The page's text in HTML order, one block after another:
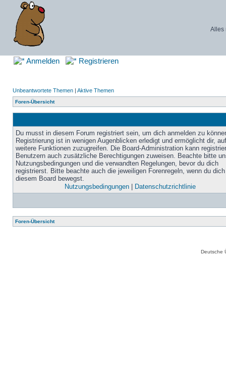
Alles
Anmelden Registrieren
Unbeantwortete Themen | Aktive Themen
Foren-Übersicht
Du musst in diesem Forum registriert sein, um dich anmelden zu
Registrierung ist in wenigen Augenblicken erledigt und ermöglicht dir, auf
weitere Funktionen zuzugreifen. Die Board-Administration kann
Benutzern auch zusätzliche Berechtigungen zuweisen. Beachte bitte
Nutzungsbedingungen und die verwandten Regelungen, bevor du dich
registrierst. Bitte beachte auch die jeweiligen Forenregeln, wenn du
diesem Board bewegst.
Nutzungsbedingungen| Datenschutzrichtlinie
Foren-Übersicht
Deutsche